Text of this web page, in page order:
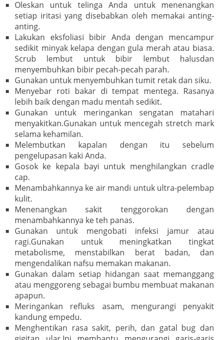
Oleskan untuk telinga Anda untuk menenangkan
setiap iritasi yang disebabkan oleh memakai anting-
anting.
Lakukan eksfoliasi bibir Anda dengan mencampur
sedikit minyak kelapa dengan gula merah atau biasa.
Scrub lembut untuk bibir lembut halusdan
menyembuhkan bibir pecah-pecah parah.
Gunakan untuk menyembuhkan tumit retak dan siku.
Menyebar roti bakar di tempat mentega. Rasanya
lebih baik dengan madu mentah sedikit.
Gunakan untuk meringankan sengatan matahari
menyakitkan.Gunakan untuk mencegah stretch mark
selama kehamilan.
Melembutkan kapalan dengan itu sebelum
pengelupasan kaki Anda.
Gosok ke kepala bayi untuk menghilangkan cradle
cap.
Menambahkannya ke air mandi untuk ultra-pelembap
kulit.
Menenangkan sakit tenggorokan dengan
menambahkannya ke teh panas.
Gunakan untuk mengobati infeksi jamur atau
ragi.Gunakan untuk meningkatkan tingkat
metabolisme, menstabilkan berat badan, dan
mengendalikan nafsu memakan makanan.
Gunakan dalam setiap hidangan saat memanggang
atau menggoreng sebagai bumbu membuat makanan
apapun.
Meringankan refluks asam, mengurangi penyakit
kandung empedu.
Menghentikan rasa sakit, perih, dan gatal bug dan